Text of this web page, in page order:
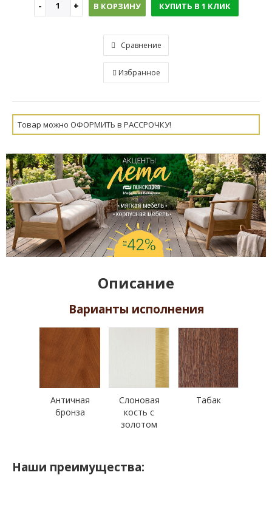
В КОРЗИНУ КУПИТЬ В 1 КЛИК
Сравнение
Избранное
Товар можно ОФОРМИТЬ в РАССРОЧКУ!
Описание
Варианты исполнения
Античная
бронза
Слоновая
кость с
золотом
Табак
Наши преимущества: